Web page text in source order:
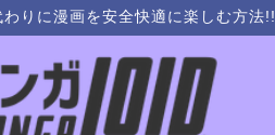
わりに漫画を安全快適に楽しむ方法!!